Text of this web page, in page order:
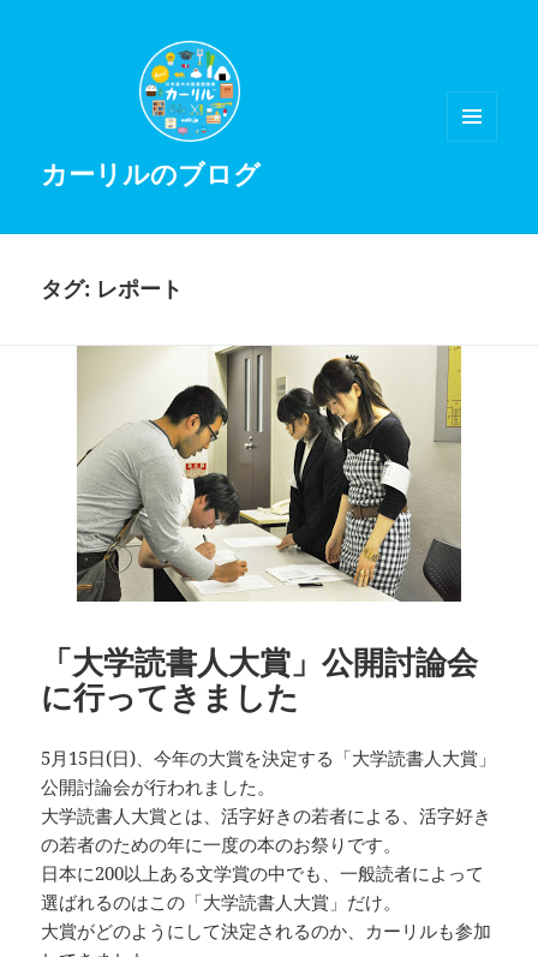
カーリルのブログ
タグ: レポート
「大学読書人大賞」公開討論会
に行ってきました
5月15日(日)、今年の大賞を決定する「大学読書人大賞」
公開討論会が行われました。
大学読書人大賞とは、活字好きの若者による、活字好き
の若者のための年に一度の本のお祭りです。
日本に200以上ある文学賞の中でも、一般読者によって
選ばれるのはこの「大学読書人大賞」だけ。
大賞がどのようにして決定されるのか、カーリルも参加